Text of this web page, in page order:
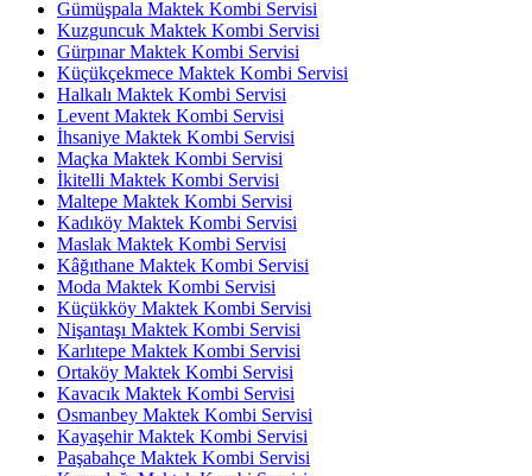
Gümüşpala Maktek Kombi Servisi
Kuzguncuk Maktek Kombi Servisi
Gürpınar Maktek Kombi Servisi
Küçükçekmece Maktek Kombi Servisi
Halkalı Maktek Kombi Servisi
Levent Maktek Kombi Servisi
İhsaniye Maktek Kombi Servisi
Maçka Maktek Kombi Servisi
İkitelli Maktek Kombi Servisi
Maltepe Maktek Kombi Servisi
Kadıköy Maktek Kombi Servisi
Maslak Maktek Kombi Servisi
Kâğıthane Maktek Kombi Servisi
Moda Maktek Kombi Servisi
Küçükköy Maktek Kombi Servisi
Nişantaşı Maktek Kombi Servisi
Karlıtepe Maktek Kombi Servisi
Ortaköy Maktek Kombi Servisi
Kavacık Maktek Kombi Servisi
Osmanbey Maktek Kombi Servisi
Kayaşehir Maktek Kombi Servisi
Paşabahçe Maktek Kombi Servisi